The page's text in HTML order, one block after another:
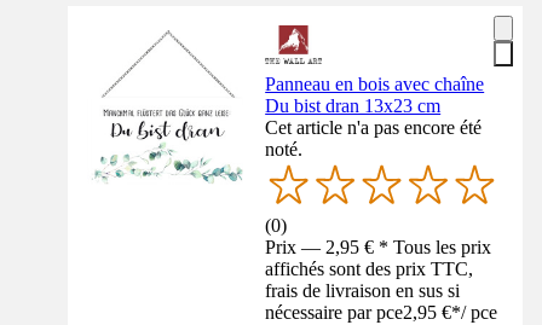
Panneau en bois avec chaîne
Du bist dran 13x23 cm
Cet article n'a pas encore été
noté.
(0)
Prix — 2,95 € * Tous les prix
affichés sont des prix TTC,
frais de livraison en sus si
nécessaire par pce2,95 €*/ pce